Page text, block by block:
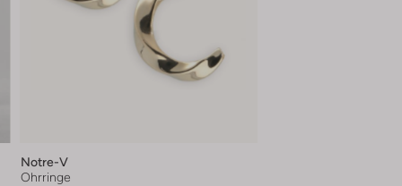
Notre-V
Ohrringe